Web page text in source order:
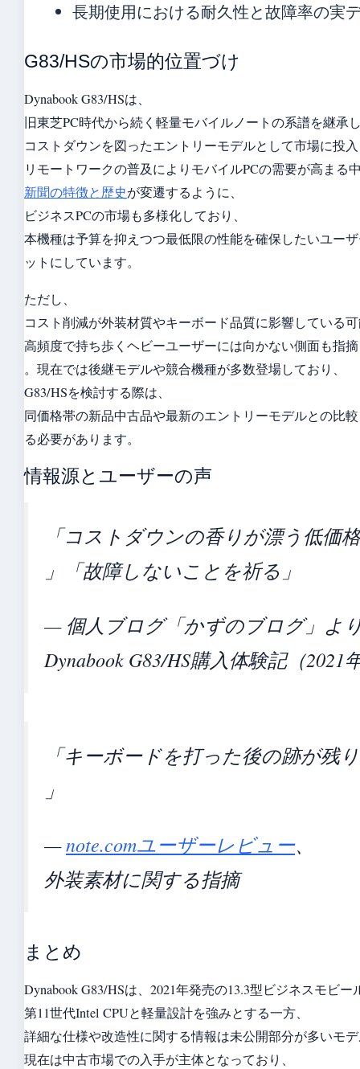
長期使用における耐久性と故障率の実
G83/HSの市場的位置づけ
Dynabook G83/HSは、
旧東芝PC時代から続く軽量モバイルノートの系譜を継承
コストダウンを図ったエントリーモデルとして市場に投
リモートワークの普及によりモバイルPCの需要が高まる
新聞の特徴と歴史が変遷するように、
ビジネスPCの市場も多様化しており、
本機種は予算を抑えつつ最低限の性能を確保したいユー
ットにしています。
ただし、
コスト削減が外装材質やキーボード品質に影響している
高頻度で持ち歩くヘビーユーザーには向かない側面も指
。現在では後継モデルや競合機種が多数登場しており、
G83/HSを検討する際は、
同価格帯の新品中古品や最新のエントリーモデルとの比
る必要があります。
情報源とユーザーの声
「コストダウンの香りが漂う低価
」「故障しないことを祈る」
— 個人ブログ「かずのブログ」よ
Dynabook G83/HS購入体験記（2021
「キーボードを打った後の跡が残
」
—note.comユーザーレビュー、
外装素材に関する指摘
まとめ
Dynabook G83/HSは、2021年発売の13.3型ビジネスモビー
第11世代Intel CPUと軽量設計を強みとする一方、
詳細な仕様や改造性に関する情報は未公開部分が多いモ
現在は中古市場での入手が主体となっており、